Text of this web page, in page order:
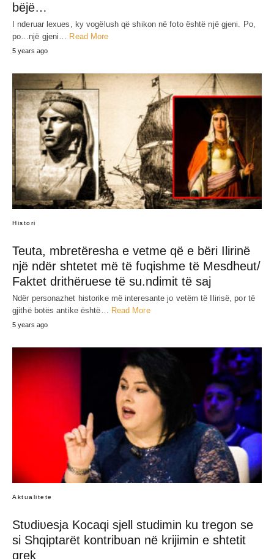
bëjë…
I nderuar lexues, ky vogëlush që shikon në foto është një gjeni. Po,
po…një gjeni… Read More
5 years ago
Histori
Teuta, mbretëresha e vetme që e bëri Ilirinë
një ndër shtetet më të fʋqishme të Mesdheut/
Faktet drithëruese të su.ndimit të saj
Ndër personazhet historike më interesante jo vetëm të Ilirisë, por të
gjithë botës antike është… Read More
5 years ago
Aktualitete
Stʋdiʋesja Kocaqi sjell studimin ku tregon se
si Shqiptarët kontribʋan në krijimin e shtetit
grek